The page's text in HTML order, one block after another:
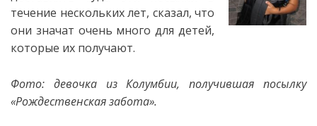
течение нескольких лет, сказал, что
они значат очень много для детей,
которые их получают.
Фото: девочка из Колумбии, получившая посылку
«Рождественская забота».